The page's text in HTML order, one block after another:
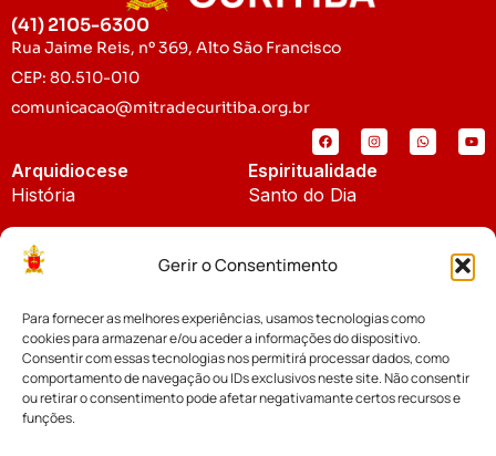
Gerir o Consentimento
Para fornecer as melhores experiências, usamos tecnologias como
cookies para armazenar e/ou aceder a informações do dispositivo.
Consentir com essas tecnologias nos permitirá processar dados, como
comportamento de navegação ou IDs exclusivos neste site. Não consentir
ou retirar o consentimento pode afetar negativamante certos recursos e
funções.
(41) 2105-6300
Rua Jaime Reis, nº 369, Alto São Francisco
CEP: 80.510-010
comunicacao@mitradecuritiba.org.br
Arquidiocese
História
Padroeira
Espiritualidade
Santo do Dia
Notícias
Notícias da Arquidiocese
Notícias Cáritas
Cúria Diocesana
Fundo Diocesano